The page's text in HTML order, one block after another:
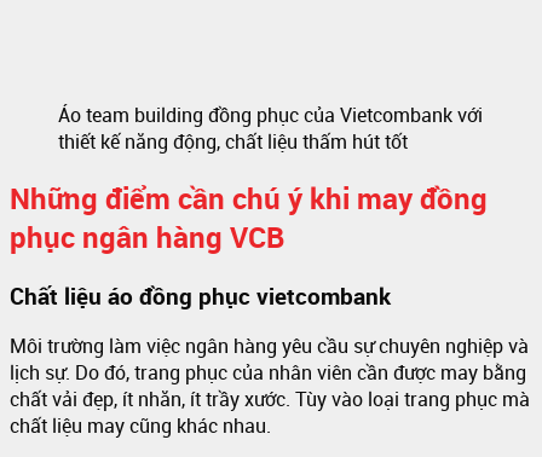
Áo team building đồng phục của Vietcombank với
thiết kế năng động, chất liệu thấm hút tốt
Những điểm cần chú ý khi may đồng
phục ngân hàng VCB
Chất liệu áo đồng phục vietcombank
Môi trường làm việc ngân hàng yêu cầu sự chuyên nghiệp và
lịch sự. Do đó, trang phục của nhân viên cần được may bằng
chất vải đẹp, ít nhăn, ít trầy xước. Tùy vào loại trang phục mà
chất liệu may cũng khác nhau.